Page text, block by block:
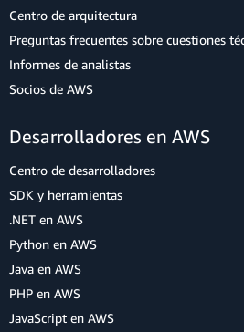
Centro de arquitectura
Preguntas frecuentes sobre cuestiones
Informes de analistas
Socios de AWS
Desarrolladores en AWS
Centro de desarrolladores
SDK y herramientas
.NET en AWS
Python en AWS
Java en AWS
PHP en AWS
JavaScript en AWS